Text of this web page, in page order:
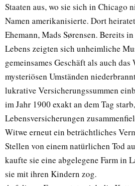
Staaten aus, wo sie sich in Chicago
Namen amerikanisierte. Dort
Ehemann, Mads Sørensen. Bereits
Lebens zeigten sich unheimliche
gemeinsames Geschäft als auch das
mysteriösen Umständen
lukrative Versicherungssummen
im Jahr 1900 exakt an dem Tag
Lebensversicherungen
Witwe erneut ein beträchtliches
Stellen von einem natürlichen Tod
kaufte sie eine abgelegene Farm in
sie mit ihren Kindern zog.